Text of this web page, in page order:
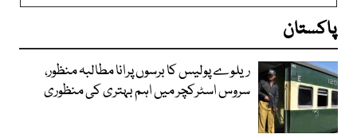
پاکستان
ریلوے پولیس کا برسوں پرانا مطالبہ منظور،
سروس اسٹرکچر میں اہم بہتری کی منظوری